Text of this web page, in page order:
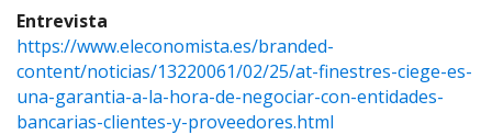
Entrevista
https://www.eleconomista.es/branded-
content/noticias/13220061/02/25/at-finestres-ciege-es-
una-garantia-a-la-hora-de-negociar-con-entidades-
bancarias-clientes-y-proveedores.html